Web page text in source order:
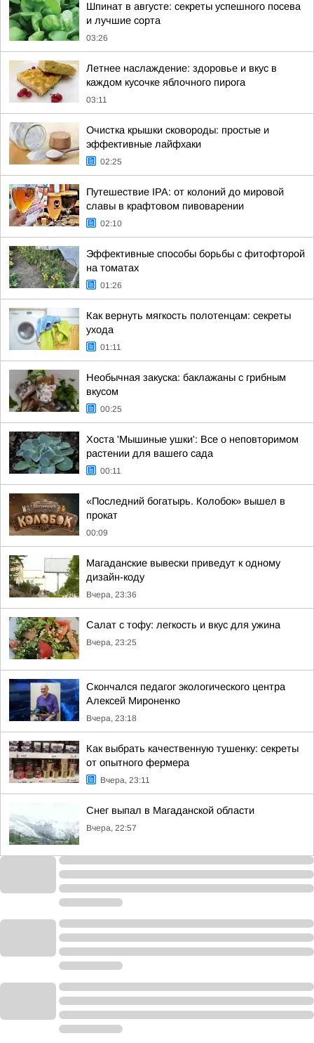
Шпинат в августе: секреты успешного посева
и лучшие сорта
03:26
Летнее наслаждение: здоровье и вкус в
каждом кусочке яблочного пирога
03:11
Очистка крышки сковороды: простые и
эффективные лайфхаки
02:25
Путешествие IPA: от колоний до мировой
славы в крафтовом пивоварении
02:10
Эффективные способы борьбы с фитофторой
на томатах
01:26
Как вернуть мягкость полотенцам: секреты
ухода
01:11
Необычная закуска: баклажаны с грибным
вкусом
00:25
Хоста 'Мышиные ушки': Все о неповторимом
растении для вашего сада
00:11
«Последний богатырь. Колобок» вышел в
прокат
00:09
Магаданские вывески приведут к одному
дизайн-коду
Вчера, 23:36
Салат с тофу: легкость и вкус для ужина
Вчера, 23:25
Скончался педагог экологического центра
Алексей Мироненко
Вчера, 23:18
Как выбрать качественную тушенку: секреты
от опытного фермера
Вчера, 23:11
Снег выпал в Магаданской области
Вчера, 22:57